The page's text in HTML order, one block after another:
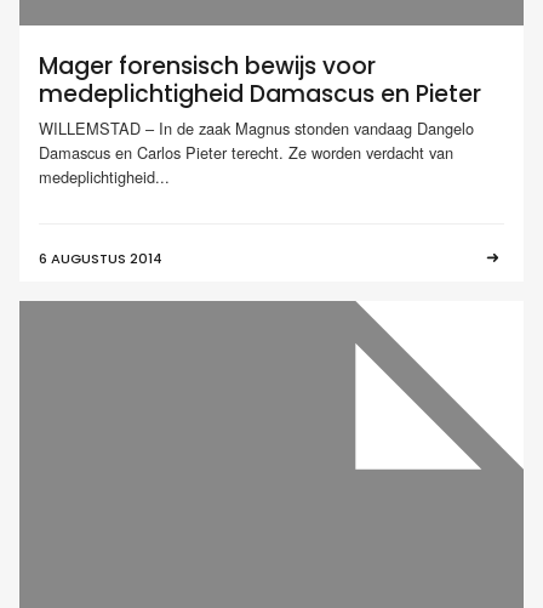
Mager forensisch bewijs voor
medeplichtigheid Damascus en Pieter
WILLEMSTAD – In de zaak Magnus stonden vandaag Dangelo
Damascus en Carlos Pieter terecht. Ze worden verdacht van
medeplichtigheid...
6 AUGUSTUS 2014